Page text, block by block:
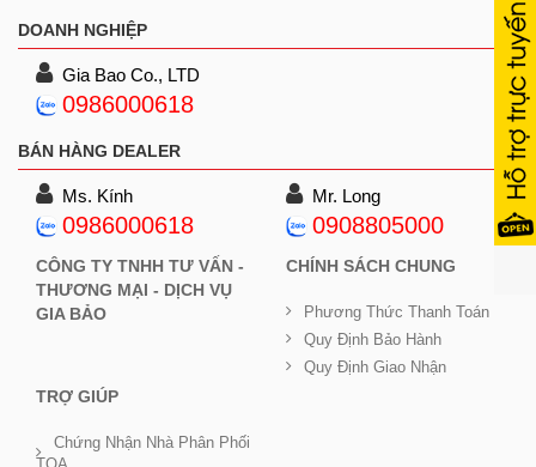
DOANH NGHIỆP
Gia Bao Co., LTD
0986000618
BÁN HÀNG DEALER
Ms. Kính
0986000618
Mr. Long
0908805000
CÔNG TY TNHH TƯ VẤN -
THƯƠNG MẠI - DỊCH VỤ
GIA BẢO
CHÍNH SÁCH CHUNG
Phương Thức Thanh Toán
Quy Định Bảo Hành
Quy Định Giao Nhận
TRỢ GIÚP
Chứng Nhận Nhà Phân Phối